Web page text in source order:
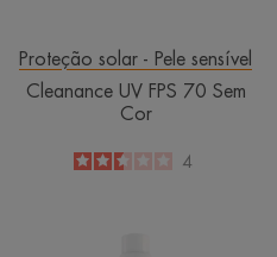
Proteção solar - Pele sensível
Cleanance UV FPS 70 Sem
Cor
2.5
/
5
4